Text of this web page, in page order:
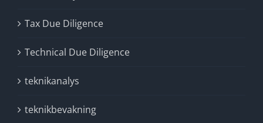
Tax Due Diligence
Technical Due Diligence
teknikanalys
teknikbevakning